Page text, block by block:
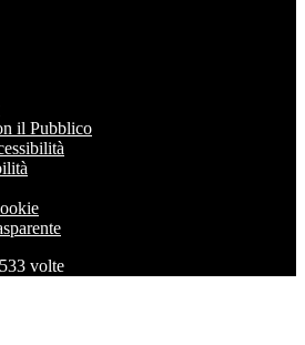
il Pubblico
533 volte